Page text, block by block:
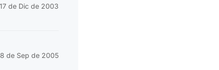
17 de Dic de 2003
de Sep de 2005